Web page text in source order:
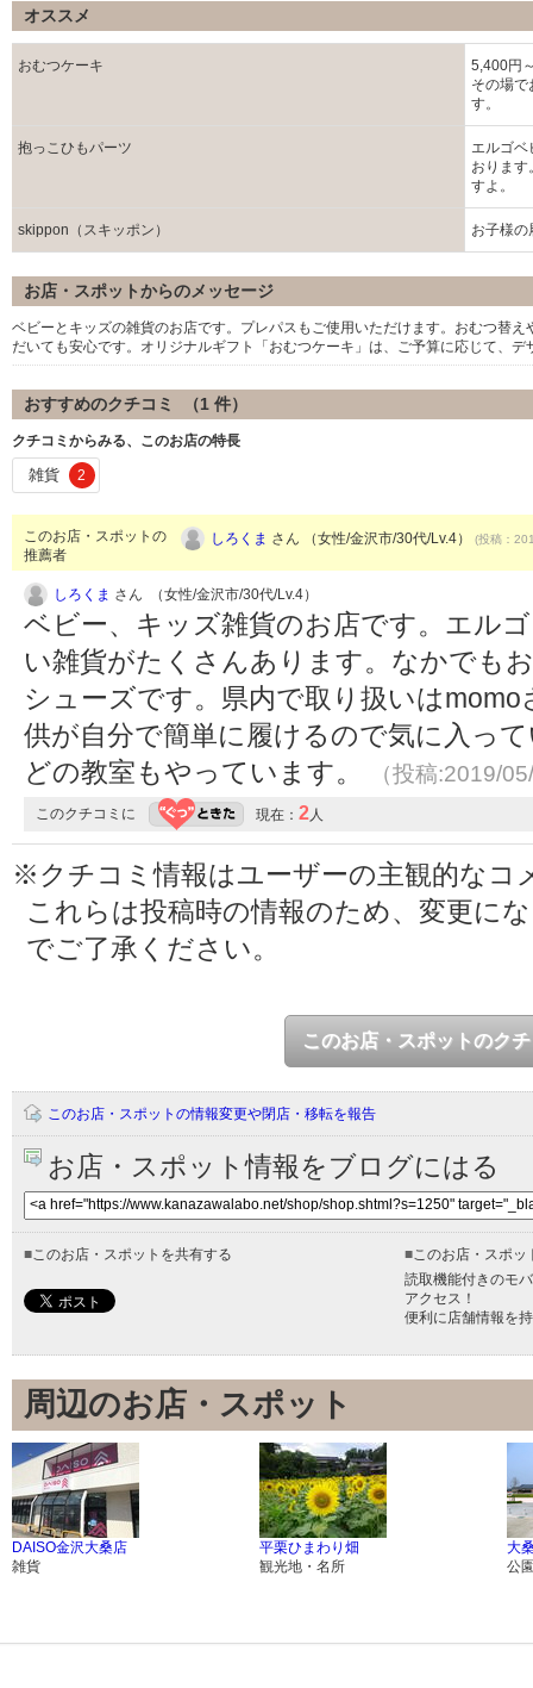
オススメ
おむつケーキ
5,400円
その場で
す。
抱っこひもパーツ
エルゴベ
おります
すよ。
skippon（スキッポン） お子様の
お店・スポットからのメッセージ
ベビーとキッズの雑貨のお店です。プレパスもご使用いただけます。おむつ替
だいても安心です。オリジナルギフト「おむつケーキ」は、ご予算に応じて、
おすすめのクチコミ （1 件）
クチコミからみる、このお店の特長
雑貨 2
このお店・スポットの
推薦者
しろくま さん （女性/金沢市/30代/Lv.4） (投稿：
しろくま さん （女性/金沢市/30代/Lv.4）
ベビー、キッズ雑貨のお店です。エル
い雑貨がたくさんあります。なかでも
シューズです。県内で取り扱いは
供が自分で簡単に履けるので気に入っ
どの教室もやっています。
（投稿:2019/
このクチコミに 現在： 2 人
※クチコミ情報はユーザーの主観的なコ
これらは投稿時の情報のため、変更に
でご了承ください。
このお店・スポットのク
このお店・スポットの情報変更や閉店・移転を報告
お店・スポット情報をブログにはる
■ このお店・スポットを共有する ■ このお店・スポ
読取機能付きのモ
アクセス！
便利に店舗情報を
周辺のお店・スポット
DAISO金沢大桑店
雑貨
平栗ひまわり畑
観光地・名所
大
公